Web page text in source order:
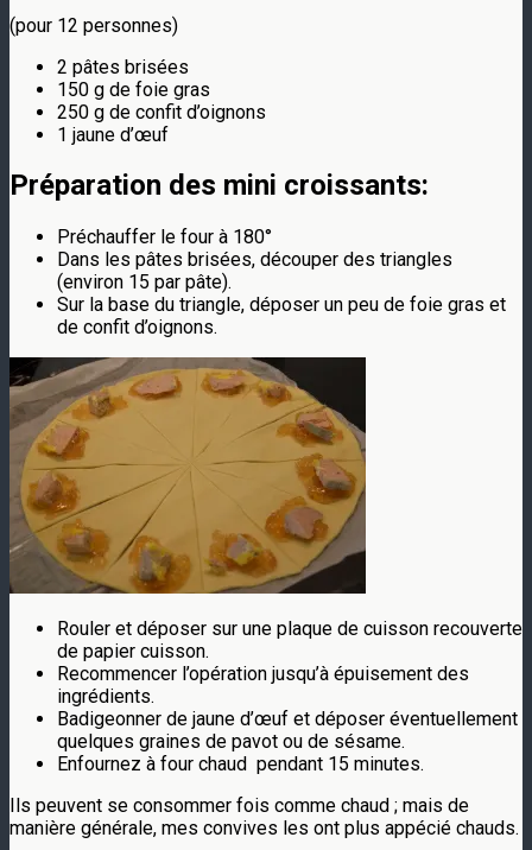
(pour 12 personnes)
2 pâtes brisées
150 g de foie gras
250 g de confit d’oignons
1 jaune d’œuf
Préparation des mini croissants:
Préchauffer le four à 180°
Dans les pâtes brisées, découper des triangles
(environ 15 par pâte).
Sur la base du triangle, déposer un peu de foie gras et
de confit d’oignons.
Rouler et déposer sur une plaque de cuisson recouverte
de papier cuisson.
Recommencer l’opération jusqu’à épuisement des
ingrédients.
Badigeonner de jaune d’œuf et déposer éventuellement
quelques graines de pavot ou de sésame.
Enfournez à four chaud pendant 15 minutes.
Ils peuvent se consommer fois comme chaud ; mais de
manière générale, mes convives les ont plus appécié chauds.